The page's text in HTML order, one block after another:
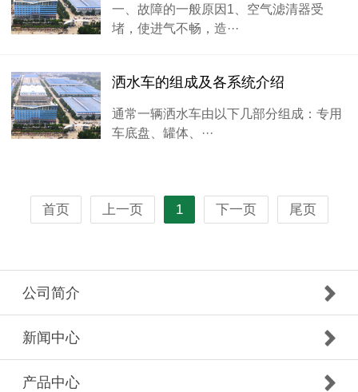
一、故障的一般原因1、空气滤清器受
堵，使进气不畅，造···
洒水车的组成及各系统介绍
通常一辆洒水车由以下几部分组成：专用
车底盘、罐体、···
首页 上一页 1 下一页 尾页
公司简介
新闻中心
产品中心